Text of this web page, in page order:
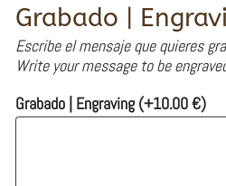
Grabado |
Escribe el mensaje que quieres
Write your message to be
Grabado | Engraving (+10.00€)